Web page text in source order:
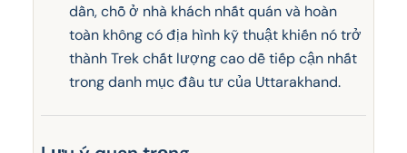
dần, chỗ ở nhà khách nhất quán và hoàn
toàn không có địa hình kỹ thuật khiến nó trở
thành Trek chất lượng cao dễ tiếp cận nhất
trong danh mục đầu tư của Uttarakhand.